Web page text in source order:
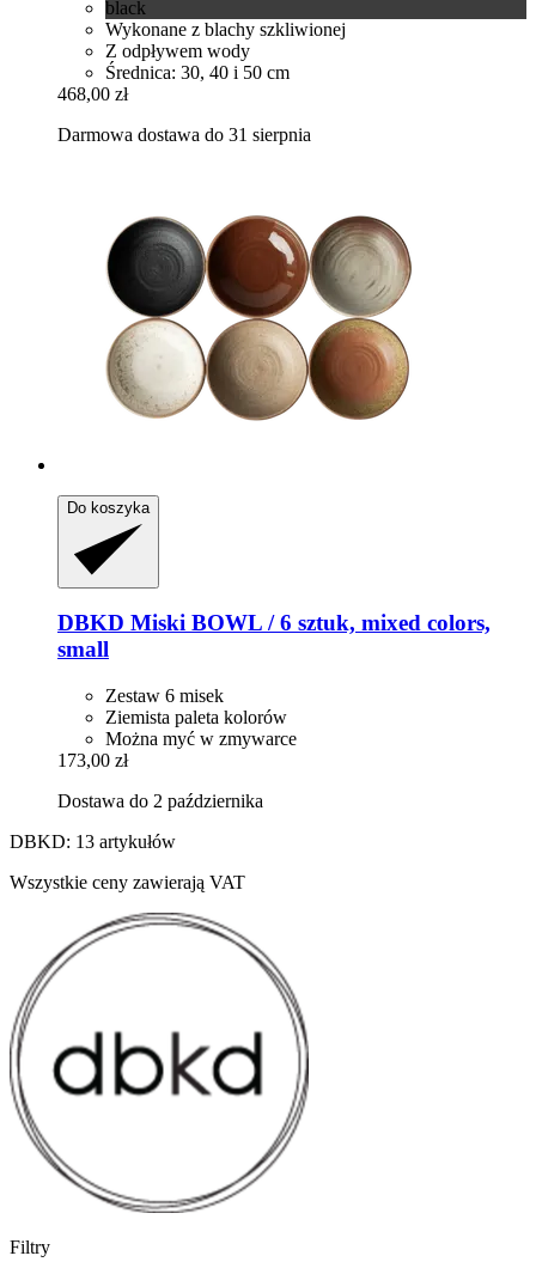
black
Wykonane z blachy szkliwionej
Z odpływem wody
Średnica: 30, 40 i 50 cm
468,00 zł
Darmowa dostawa do 31 sierpnia
Do koszyka
DBKD Miski BOWL / 6 sztuk, mixed colors,
small
Zestaw 6 misek
Ziemista paleta kolorów
Można myć w zmywarce
173,00 zł
Dostawa do 2 października
DBKD: 13 artykułów
Wszystkie ceny zawierają VAT
Filtry